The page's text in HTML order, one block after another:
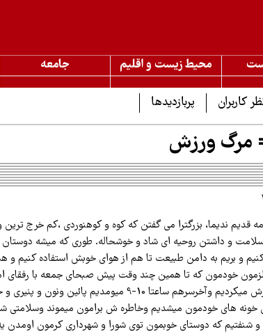
محیط زیست و اقلیم جامعه
کاربران پربازدیدها
مرگ ورزش
قدیم ندیما، بزرگترا می گفتن که کوه و کوهنوردی ،کم خرج
و داشتن روحیه ای شاد و خوشحاله. طوری که میشه
و بریم به دامن طبیعت تا هم از هوای خوبش استفاده کنیم و
خودمون که تا همین چند وقت پیش صبحای جمعه با رفقای
به قول خودمون ورزش میکردیم وآخرسرهم ساعتا 10-9
های خودمون میشدیم وخاطره ش برامون میموند وسلامتی
و شنفتیم که دوستای خوبمون توی شورا و شهرداری کرمون اومدن